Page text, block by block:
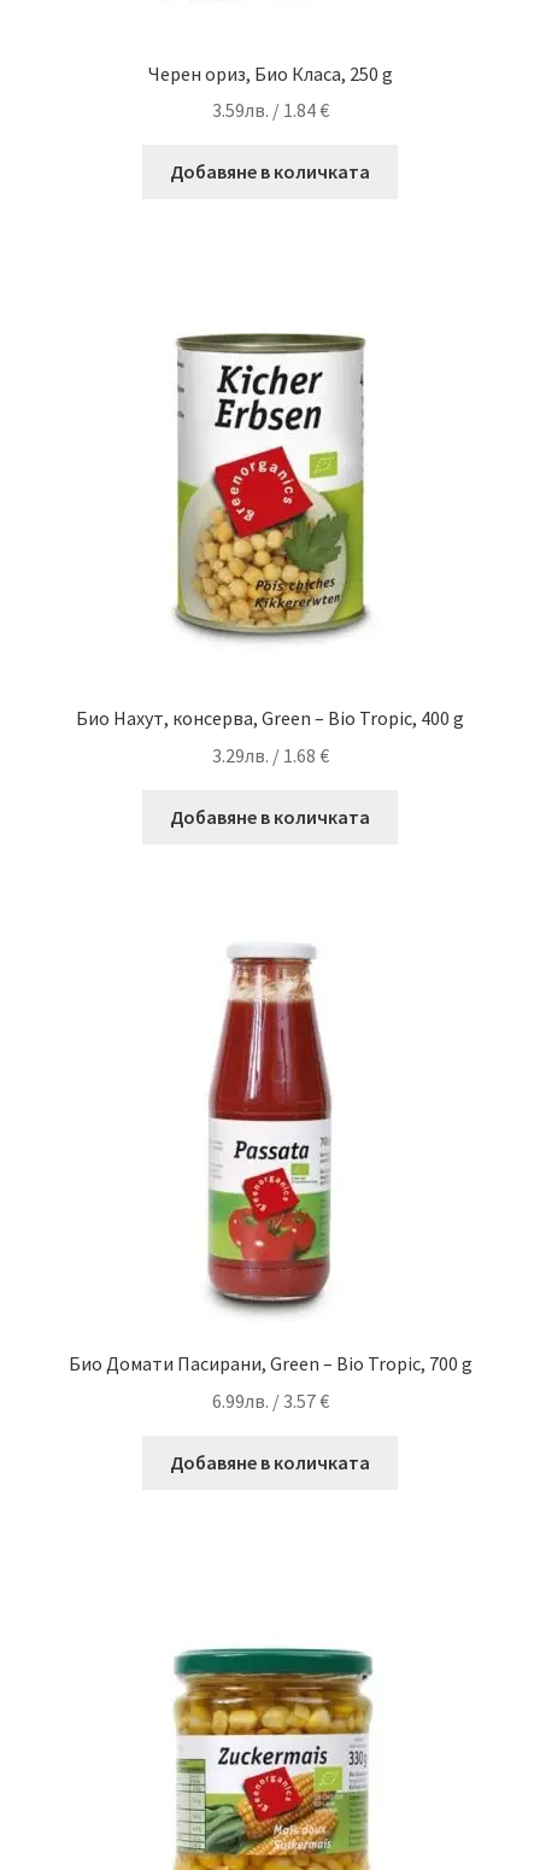
Черен ориз, Био Класа, 250 g
3.59лв. / 1.84 €
Добавяне в количката
Био Нахут, консерва, Green – Bio Tropic, 400 g
3.29лв. / 1.68 €
Добавяне в количката
Био Домати Пасирани, Green – Bio Tropic, 700 g
6.99лв. / 3.57 €
Добавяне в количката